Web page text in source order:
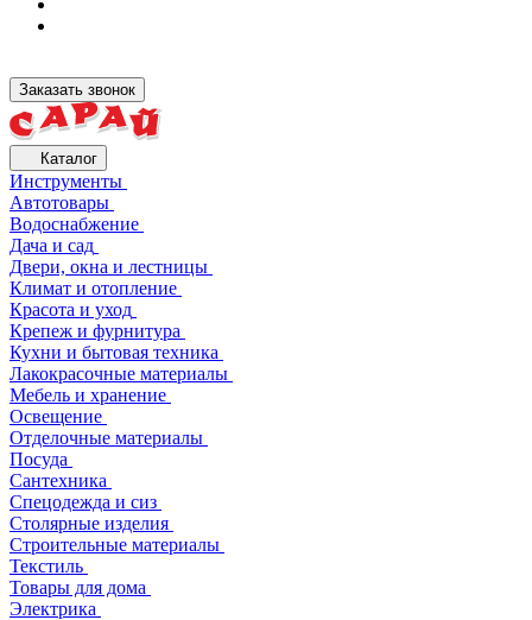
Заказать звонок
Каталог
Инструменты
Автотовары
Водоснабжение
Дача и сад
Двери, окна и лестницы
Климат и отопление
Красота и уход
Крепеж и фурнитура
Кухни и бытовая техника
Лакокрасочные материалы
Мебель и хранение
Освещение
Отделочные материалы
Посуда
Сантехника
Спецодежда и сиз
Столярные изделия
Строительные материалы
Текстиль
Товары для дома
Электрика